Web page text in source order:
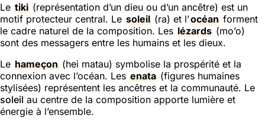
Le tiki (représentation d’un dieu ou d’un ancêtre) est un
motif protecteur central. Le soleil (ra) et l’océan forment
le cadre naturel de la composition. Les lézards (mo’o)
sont des messagers entre les humains et les dieux.
Le hameçon (hei matau) symbolise la prospérité et la
connexion avec l’océan. Les enata (figures humaines
stylisées) représentent les ancêtres et la communauté. Le
soleil au centre de la composition apporte lumière et
énergie à l’ensemble.